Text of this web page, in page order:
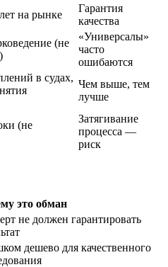
на рынке
Гарантия
качества
(не
«Универсалы»
часто
ошибаются
в судах,
Чем выше, тем
лучше
(не
Затягивание
процесса —
риск
это обман
не должен гарантировать
дешево для качественного